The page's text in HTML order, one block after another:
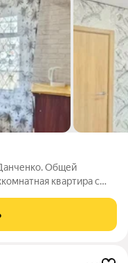
Общей
квартира с
10-15 минут пешком